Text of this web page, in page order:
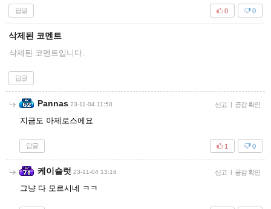
답글 0
0
삭제된 코멘트
삭제된 코멘트입니다.
답글
Pannas 23-11-04 11:50 신고 | 공감 확인
지금도 아제로스에요
답글 0
1
케이슬럿 23-11-04 13:16 신고 | 공감 확인
그냥 다 모르시네 ㅋㅋ